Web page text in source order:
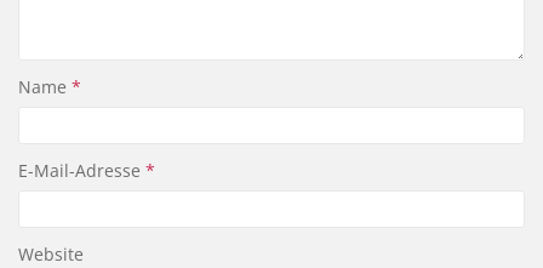
Name *
E-Mail-Adresse *
Website